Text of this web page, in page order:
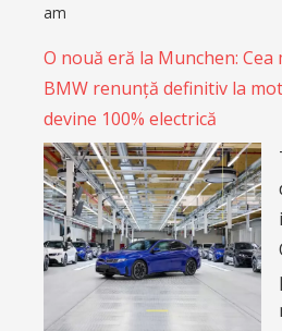
am
O nouă eră la Munchen: Cea
BMW renunță definitiv la
devine 100% electrică